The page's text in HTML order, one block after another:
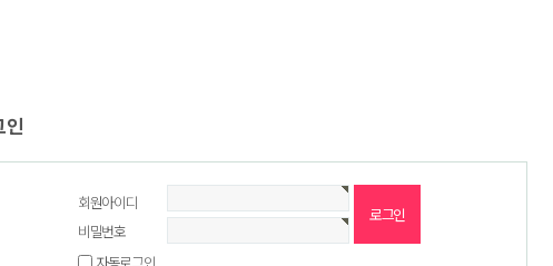
인
회원아이디
비밀번호